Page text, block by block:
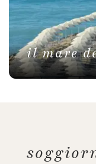
il mare